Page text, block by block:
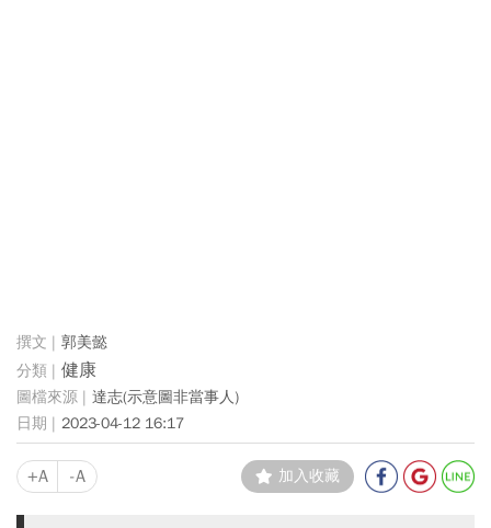
郭美懿
健康
達志(示意圖非當事人)
2023-04-12 16:17
+A -A 加入收藏